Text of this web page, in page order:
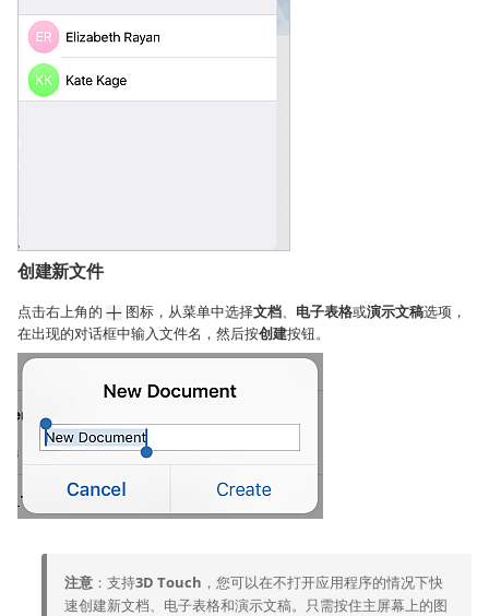
创建新文件
点击右上角的 图标，从菜单中选择文档 电子表格或演示文稿选项，
在出现的对话框中输入文件名，然后按创建按钮。
注意 ：支持3D Touch ，您可以在不打开应用程序的情况下快
速创建新文档、电子表格和演示文稿。只需按住主屏幕上的图